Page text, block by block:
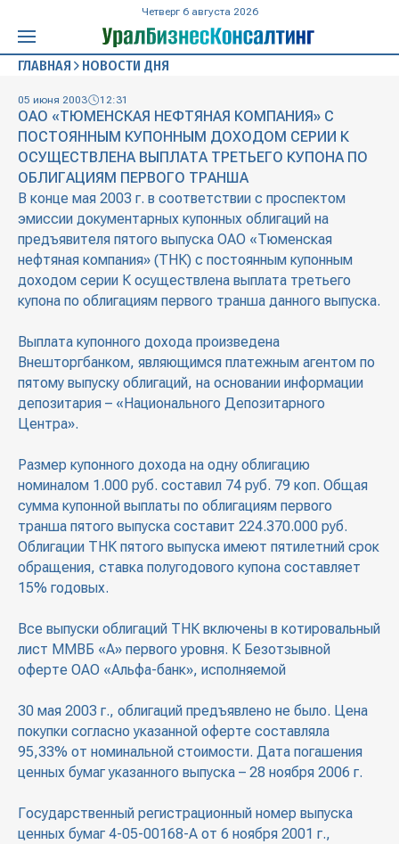
Четверг 6 августа 2026
ГЛАВНАЯ НОВОСТИ ДНЯ
05 июня 2003 12:31
ОАО «ТЮМЕНСКАЯ НЕФТЯНАЯ КОМПАНИЯ» С
ПОСТОЯННЫМ КУПОННЫМ ДОХОДОМ СЕРИИ К
ОСУЩЕСТВЛЕНА ВЫПЛАТА ТРЕТЬЕГО КУПОНА ПО
ОБЛИГАЦИЯМ ПЕРВОГО ТРАНША
В конце мая 2003 г. в соответствии с проспектом
эмиссии документарных купонных облигаций на
предъявителя пятого выпуска ОАО «Тюменская
нефтяная компания» (ТНК) с постоянным купонным
доходом серии К осуществлена выплата третьего
купона по облигациям первого транша данного выпуска.
Выплата купонного дохода произведена
Внешторгбанком, являющимся платежным агентом по
пятому выпуску облигаций, на основании информации
депозитария – «Национального Депозитарного
Центра».
Размер купонного дохода на одну облигацию
номиналом 1.000 руб. составил 74 руб. 79 коп. Общая
сумма купонной выплаты по облигациям первого
транша пятого выпуска составит 224.370.000 руб.
Облигации ТНК пятого выпуска имеют пятилетний срок
обращения, ставка полугодового купона составляет
15% годовых.
Все выпуски облигаций ТНК включены в котировальный
лист ММВБ «А» первого уровня. К Безотзывной
оферте ОАО «Альфа-банк», исполняемой
30 мая 2003 г., облигаций предъявлено не было. Цена
покупки согласно указанной оферте составляла
95,33% от номинальной стоимости. Дата погашения
ценных бумаг указанного выпуска – 28 ноября 2006 г.
Государственный регистрационный номер выпуска
ценных бумаг 4-05-00168-А от 6 ноября 2001 г.,